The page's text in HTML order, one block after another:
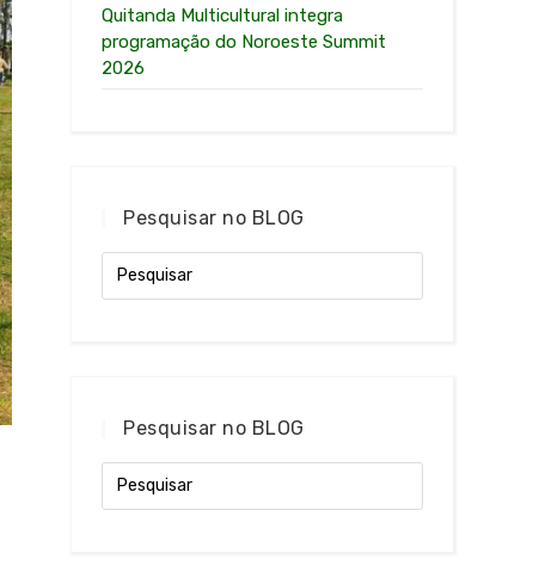
Quitanda Multicultural integra
programação do Noroeste Summit
2026
Pesquisar no BLOG
Pesquisar no BLOG